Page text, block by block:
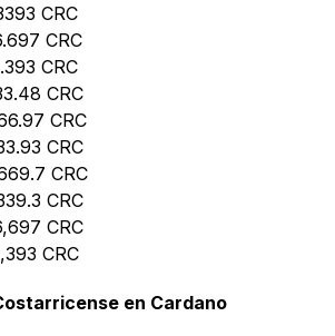
CRC
CRC
CRC
CRC
CRC
CRC
CRC
CRC
CRC
CRC
en Cardano